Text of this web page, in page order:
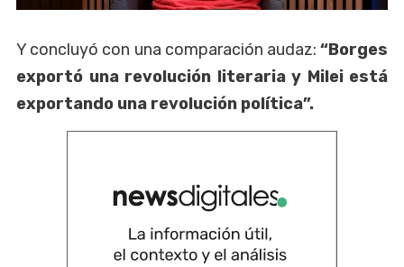
Y concluyó con una comparación audaz: “Borges
exportó una revolución literaria y Milei está
exportando una revolución política”.